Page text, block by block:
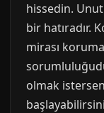
hissedin.
bir hatıradır.
mirası
olmak